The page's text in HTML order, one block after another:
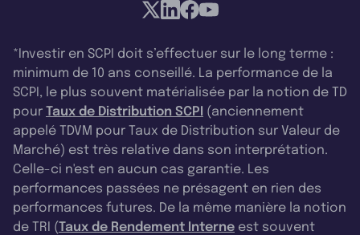
*Investir en SCPI doit s’effectuer sur le long terme :
minimum de 10 ans conseillé. La performance de la
SCPI, le plus souvent matérialisée par la notion de TD
pour Taux de Distribution SCPI (anciennement
appelé TDVM pour Taux de Distribution sur Valeur de
Marché) est très relative dans son interprétation.
Celle-ci n'est en aucun cas garantie. Les
performances passées ne présagent en rien des
performances futures. De la même manière la notion
de TRI (Taux de Rendement Interne est souvent